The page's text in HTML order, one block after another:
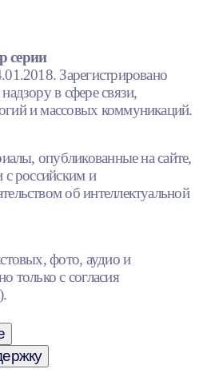
серии
Зарегистрировано
в сфере связи,
и массовых коммуникаций.
опубликованные на сайте,
российским и
об интеллектуальной
фото, аудио и
только с согласия